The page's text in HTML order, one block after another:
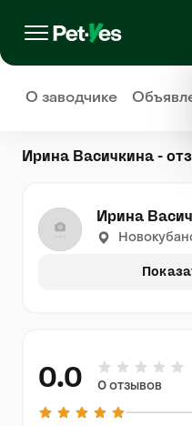
О заводчике
Ирина Васичкина -
Ирина
0.0 0 отзывов